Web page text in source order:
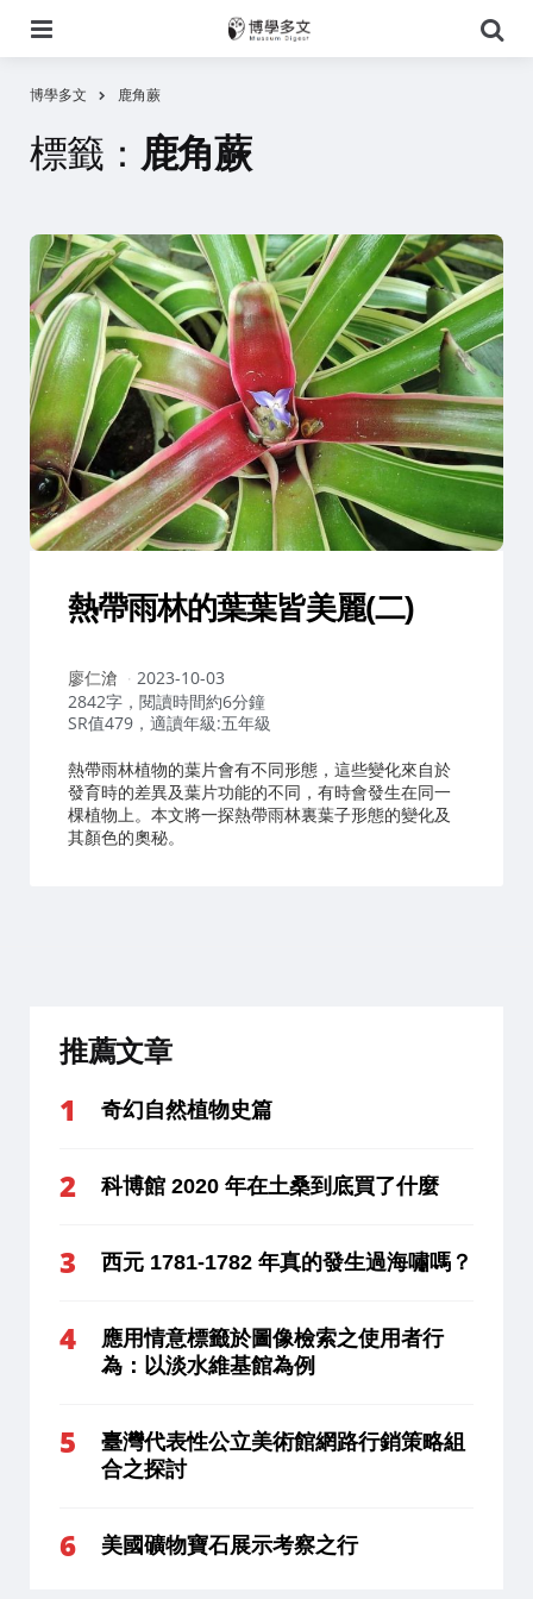
尋
博學多文 鹿角蕨
標籤： 鹿角蕨
熱帶雨林的葉葉皆美麗(二)
作
者：
廖仁滄
2023-10-03
2842字，閱讀時間約6分鐘
SR值479，適讀年級:五年級
熱帶雨林植物的葉片會有不同形態，這些變化來自於
發育時的差異及葉片功能的不同，有時會發生在同一
棵植物上。本文將一探熱帶雨林裏葉子形態的變化及
其顏色的奧秘。
推薦文章
奇幻自然植物史篇
科博館 2020 年在土桑到底買了什麼
西元 1781-1782 年真的發生過海嘯嗎？
應用情意標籤於圖像檢索之使用者行
為：以淡水維基館為例
臺灣代表性公立美術館網路行銷策略組
合之探討
美國礦物寶石展示考察之行